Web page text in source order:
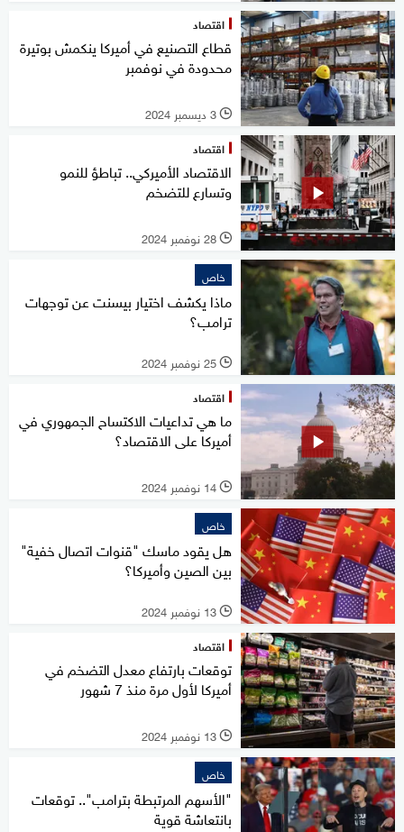
اقتصاد
قطاع التصنيع في أميركا ينكمش بوتيرة
محدودة في نوفمبر
l 3 ديسمبر 2024
اقتصاد
الاقتصاد الأميركي.. تباطؤ للنمو
وتسارع للتضخم
l 28 نوفمبر 2024
خاص
ماذا يكشف اختيار بيسنت عن توجهات
ترامب؟
l 25 نوفمبر 2024
اقتصاد
ما هي تداعيات الاكتساح الجمهوري في
أميركا على الاقتصاد؟
l 14 نوفمبر 2024
خاص
هل يقود ماسك "قنوات اتصال خفية"
بين الصين وأميركا؟
l 13 نوفمبر 2024
اقتصاد
توقعات بارتفاع معدل التضخم في
أميركا لأول مرة منذ 7 شهور
l 13 نوفمبر 2024
خاص
"الأسهم المرتبطة بترامب".. توقعات
بانتعاشة قوية